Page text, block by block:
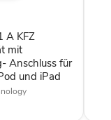
A KFZ
mit
Anschluss für
und iPad